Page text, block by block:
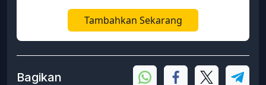
Tambahkan Sekarang
Bagikan